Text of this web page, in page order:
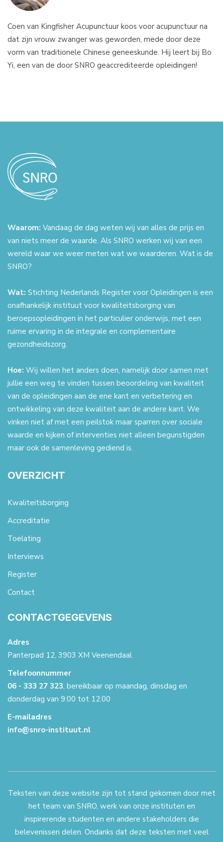
Coen van Kingfisher Acupunctuur koos voor acupunctuur na
dat zijn vrouw zwanger was geworden, mede door deze
vorm van traditionele Chinese geneeskunde. Hij leert bij Bo
Yi, een van de door SNRO geaccrediteerde opleidingen!
Waarom: Vandaag de dag weten wij van alles de prijs en
van niets meer de waarde. Als SNRO werken wij van een
wereld waar we weer meten wat we waarderen. Wat is de
SNRO?
Wat: Stichting Nederlands Register voor Opleidingen is een
onafhankelijk instituut voor kwaliteitsborging van
beroepsopleidingen in het particulier onderwijs, met een
ruime ervaring in de integrale en complementaire
gezondheidszorg.
Hoe: Wij willen het anders doen, namelijk door samen met
jullie een weg te vinden tussen beoordeling van kwaliteit
van de opleidingen aan de ene kant en verbetering en
ontwikkeling van deze kwaliteit aan de andere kant. We
vinken niet af met een peilstok maar sparren over sociale
waarde en kijken of interventies niet alleen begunstigden
maar ook de samenleving gediend is.
OVERZICHT
Kwaliteitsborging
Accreditatie
Toelating
Interviews
Register
Contact
CONTACTGEGEVENS
Adres
Panterpad 12, 3903 XM Veenendaal
Telefoonnummer
06 - 333 27 323, bereikbaar op maandag, dinsdag en
donderdag van 9:00 tot 12:00
E-mailadres
info@snro-instituut.nl
Teksten van deze website zijn tot stand gekomen door met
het team van SNRO, werk van onze instituten en
inspirerende studenten en andere stakeholders die
belevenissen delen. Ondanks dat deze teksten met veel